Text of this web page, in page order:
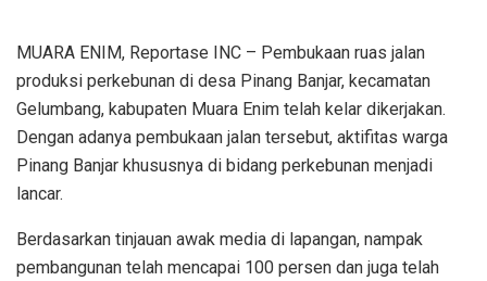
MUARA ENIM, Reportase INC – Pembukaan ruas jalan
produksi perkebunan di desa Pinang Banjar, kecamatan
Gelumbang, kabupaten Muara Enim telah kelar dikerjakan.
Dengan adanya pembukaan jalan tersebut, aktifitas warga
Pinang Banjar khususnya di bidang perkebunan menjadi
lancar.
Berdasarkan tinjauan awak media di lapangan, nampak
pembangunan telah mencapai 100 persen dan juga telah